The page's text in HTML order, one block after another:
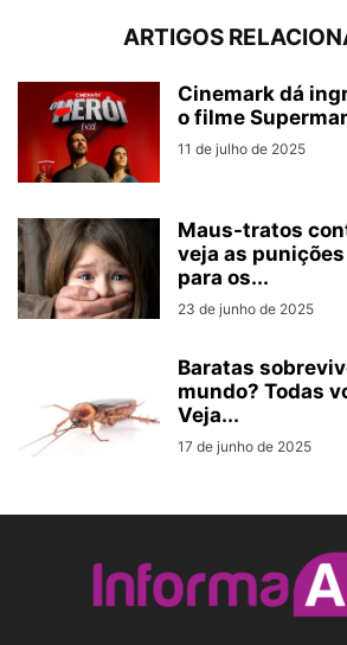
ARTIGOS
Cinemark dá
o filme
11 de julho de 2025
Maus-tratos
veja as
para os...
23 de junho de 2025
Baratas
mundo? Todas
Veja...
17 de junho de 2025